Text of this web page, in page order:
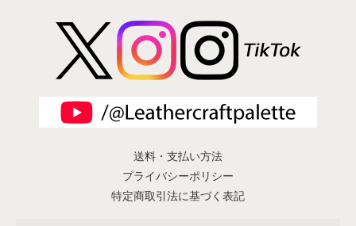
送料・支払い方法
プライバシーポリシー
特定商取引法に基づく表記